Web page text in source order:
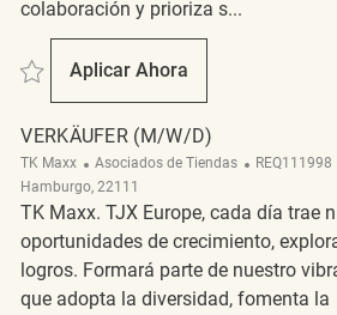
colaboración y prioriza s...
Salvar Verkäufer (m/w/d) REQ132120
Aplicar Ahora
Verkäufer (m/w/d)
VERKÄUFER (M/W/D)
TK Maxx Categoría
Asociados de Tiendas ReqId
REQ111998
Hamburgo, 22111
TK Maxx. TJX Europe, cada día trae
oportunidades de crecimiento,
logros. Formará parte de nuestro
que adopta la diversidad, fomenta la